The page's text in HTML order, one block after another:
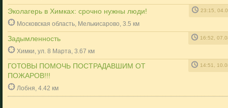
Эколагерь в Химках: срочно нужны люди! 23:15,
Московская область, Мелькисарово, 3.5 км
Задымленность 16:52,
Химки, ул. 8 Марта, 3.67 км
ГОТОВЫ ПОМОЧЬ ПОСТРАДАВШИМ ОТ
ПОЖАРОВ!!!
14:51,
Лобня, 4.42 км